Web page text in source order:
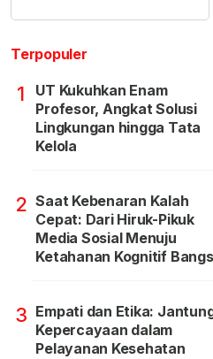
Terpopuler
1
UT Kukuhkan Enam
Profesor, Angkat Solusi
Lingkungan hingga Tata
Kelola
2 Saat Kebenaran Kalah
Cepat: Dari Hiruk-Pikuk
Media Sosial Menuju
Ketahanan Kognitif
3 Empati dan Etika:
Kepercayaan dalam
Pelayanan Kesehatan